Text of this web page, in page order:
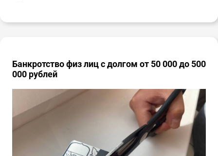
Банкротство физ лиц с долгом от 50 000 до 500
000 рублей